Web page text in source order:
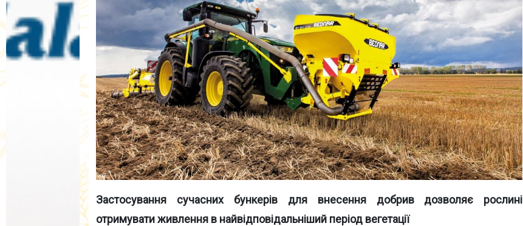
Застосування сучасних бункерів для внесення добрив дозволяє рослині
отримувати живлення в найвідповідальніший період вегетації